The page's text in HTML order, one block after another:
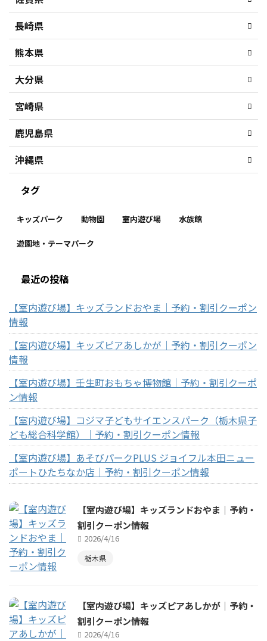
長崎県
熊本県
大分県
宮崎県
鹿児島県
沖縄県
タグ
キッズパーク 動物園 室内遊び場 水族館
遊園地・テーマパーク
最近の投稿
【室内遊び場】キッズランドおやま｜予約・割引クーポン
情報
【室内遊び場】キッズピアあしかが｜予約・割引クーポン
情報
【室内遊び場】壬生町おもちゃ博物館｜予約・割引クーポ
ン情報
【室内遊び場】コジマ子どもサイエンスパーク（栃木県子
ども総合科学館）｜予約・割引クーポン情報
【室内遊び場】あそびパークPLUS ジョイフル本田ニュー
ポートひたちなか店｜予約・割引クーポン情報
【室内遊び場】キッズランドおやま｜予約・
割引クーポン情報
2026/4/16
栃木県
【室内遊び場】キッズピアあしかが｜予約・
割引クーポン情報
2026/4/16